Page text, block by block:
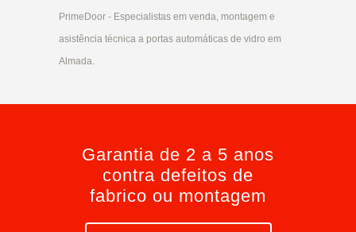
PrimeDoor - Especialistas em venda, montagem e
asistência técnica a portas automáticas de vidro em
Almada.
Garantia de 2 a 5 anos
contra defeitos de
fabrico ou montagem